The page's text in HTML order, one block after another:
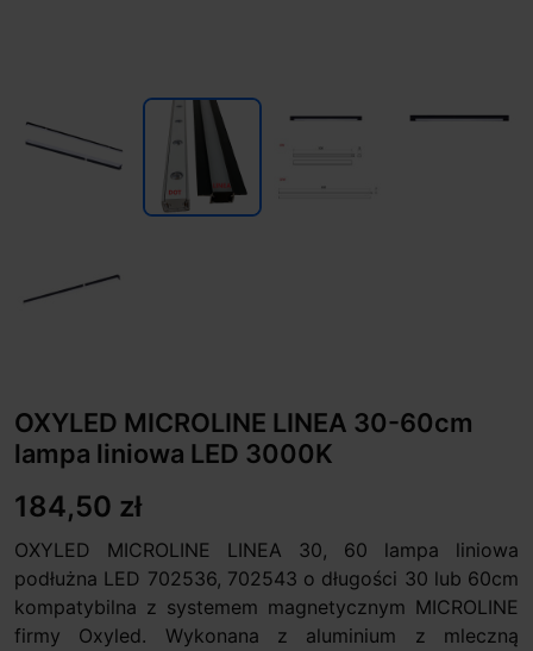
OXYLED MICROLINE LINEA 30-60cm
lampa liniowa LED 3000K
184,50 zł
OXYLED MICROLINE LINEA 30, 60 lampa liniowa
podłużna LED 702536, 702543 o długości 30 lub 60cm
kompatybilna z systemem magnetycznym MICROLINE
firmy Oxyled. Wykonana z aluminium z mleczną